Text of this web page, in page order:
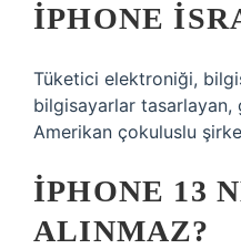
IPHONE
Tüketici elektroniği,
bilgisayarlar tasarlayan,
Amerikan çokuluslu
IPHONE 13
ALINMAZ?